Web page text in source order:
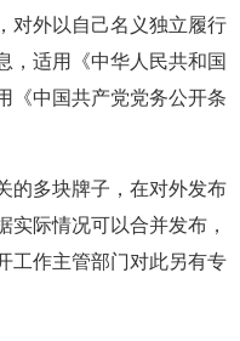
对外以自己名义独立履行
，适用《中华人民共和国
《中国共产党党务公开条
的多块牌子，在对外发布
实际情况可以合并发布，
工作主管部门对此另有专